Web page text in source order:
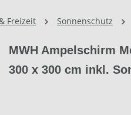
Freizeit Sonnenschutz
MWH Ampelschirm
300 x 300 cm inkl.